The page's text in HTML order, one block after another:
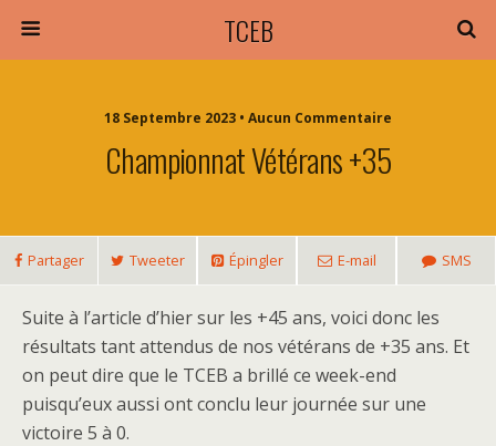
TCEB
18 Septembre 2023 • Aucun Commentaire
Championnat Vétérans +35
Partager Tweeter Épingler E-mail SMS
Suite à l’article d’hier sur les +45 ans, voici donc les
résultats tant attendus de nos vétérans de +35 ans. Et
on peut dire que le TCEB a brillé ce week-end
puisqu’eux aussi ont conclu leur journée sur une
victoire 5 à 0.